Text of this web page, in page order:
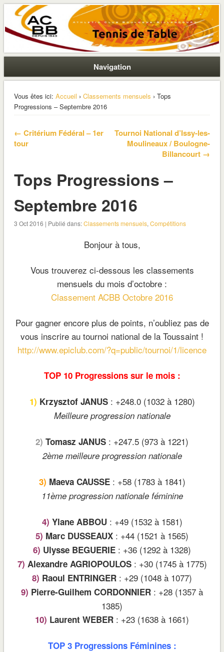
ACBB – Tennis de Table
La section ping de Boulogne
Navigation
Vous êtes ici: Accueil › Classements mensuels › Tops
Progressions – Septembre 2016
← Critérium Fédéral – 1er
tour
Tournoi National d’Issy-les-
Moulineaux / Boulogne-
Billancourt →
Tops Progressions –
Septembre 2016
3 Oct 2016 | Publié dans:Classements mensuels, Compétitions
Bonjour à tous,
Vous trouverez ci-dessous les classements
mensuels du mois d’octobre :
Classement ACBB Octobre 2016
Pour gagner encore plus de points, n’oubliez pas de
vous inscrire au tournoi national de la Toussaint !
http://www.epiclub.com/?q=public/tournoi/1/licence
TOP 10 Progressions sur le mois :
1) Krzysztof JANUS: +248.0 (1032 à 1280)
Meilleure progression nationale
2) Tomasz JANUS : +247.5 (973 à 1221)
2ème meilleure progression nationale
3) Maeva CAUSSE: +58 (1783 à 1841)
11ème progression nationale féminine
4) Ylane ABBOU : +49 (1532 à 1581)
5) Marc DUSSEAUX : +44 (1521 à 1565)
6) Ulysse BEGUERIE : +36 (1292 à 1328)
7) Alexandre AGRIOPOULOS: +30 (1745 à 1775)
8) Raoul ENTRINGER : +29 (1048 à 1077)
9) Pierre-Guilhem CORDONNIER : +28 (1357 à
1385)
10) Laurent WEBER : +23 (1638 à 1661)
TOP 3 Progressions Féminines :